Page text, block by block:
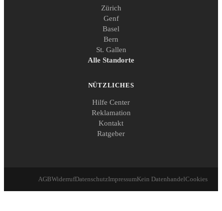
Zürich
Genf
Basel
Bern
St. Gallen
Alle Standorte
NÜTZLICHES
Hilfe Center
Reklamation
Kontakt
Ratgeber
AGBWiderrufDatenschutzImpressumKein DatenhandelCookies